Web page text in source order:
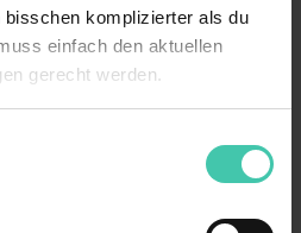
komplizierter als du
einfach den aktuellen
gerecht werden.
ist dein
aber sehr hoch. Die
Spitzenreiter, was das
noch für die